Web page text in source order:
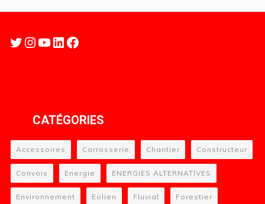
Twitter
Instagram
YouTube
LinkedIn
Facebook
CATÉGORIES
Accessoires Carrosserie Chantier Constructeur
Convois Energie ENERGIES ALTERNATIVES
Environnement Eolien Fluvial Forestier